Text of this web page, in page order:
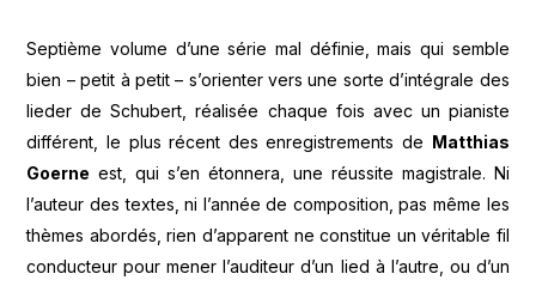
Septième volume d’une série mal définie, mais qui semble
bien – petit à petit – s’orienter vers une sorte d’intégrale des
lieder de Schubert, réalisée chaque fois avec un pianiste
différent, le plus récent des enregistrements de
Matthias
Goerne est, qui s’en étonnera, une réussite magistrale. Ni
l’auteur des textes, ni l’année de composition, pas même les
thèmes abordés, rien d’apparent ne constitue un véritable fil
conducteur pour mener l’auditeur d’un lied à l’autre, ou d’un